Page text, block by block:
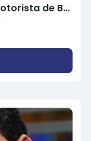
Motoboy que assaltou motorista de BMW na avenida Brasil é preso em Goiânia